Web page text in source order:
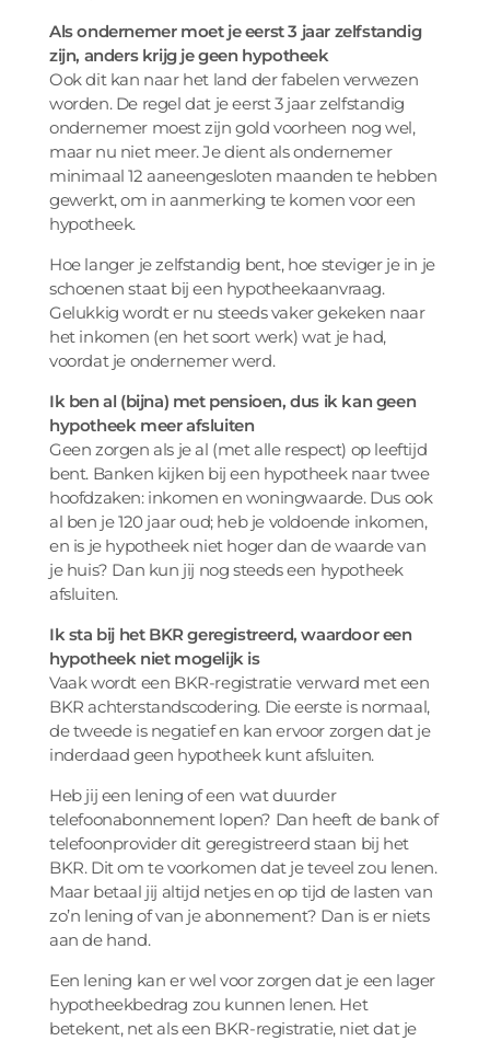
Als ondernemer moet je eerst 3 jaar zelfstandig
zijn, anders krijg je geen hypotheek
Ook dit kan naar het land der fabelen verwezen
worden. De regel dat je eerst 3 jaar zelfstandig
ondernemer moest zijn gold voorheen nog wel,
maar nu niet meer. Je dient als ondernemer
minimaal 12 aaneengesloten maanden te hebben
gewerkt, om in aanmerking te komen voor een
hypotheek.
Hoe langer je zelfstandig bent, hoe steviger je in je
schoenen staat bij een hypotheekaanvraag.
Gelukkig wordt er nu steeds vaker gekeken naar
het inkomen (en het soort werk) wat je had,
voordat je ondernemer werd.
Ik ben al (bijna) met pensioen, dus ik kan geen
hypotheek meer afsluiten
Geen zorgen als je al (met alle respect) op leeftijd
bent. Banken kijken bij een hypotheek naar twee
hoofdzaken: inkomen en woningwaarde. Dus ook
al ben je 120 jaar oud; heb je voldoende inkomen,
en is je hypotheek niet hoger dan de waarde van
je huis? Dan kun jij nog steeds een hypotheek
afsluiten.
Ik sta bij het BKR geregistreerd, waardoor een
hypotheek niet mogelijk is
Vaak wordt een BKR-registratie verward met een
BKR achterstandscodering. Die eerste is normaal,
de tweede is negatief en kan ervoor zorgen dat je
inderdaad geen hypotheek kunt afsluiten.
Heb jij een lening of een wat duurder
telefoonabonnement lopen? Dan heeft de bank of
telefoonprovider dit geregistreerd staan bij het
BKR. Dit om te voorkomen dat je teveel zou lenen.
Maar betaal jij altijd netjes en op tijd de lasten van
zo’n lening of van je abonnement? Dan is er niets
aan de hand.
Een lening kan er wel voor zorgen dat je een lager
hypotheekbedrag zou kunnen lenen. Het
betekent, net als een BKR-registratie, niet dat je